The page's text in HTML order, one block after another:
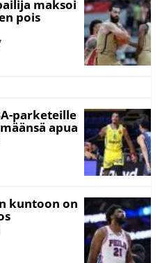
maksoi
pois
parketeille
apua
kuntoon on